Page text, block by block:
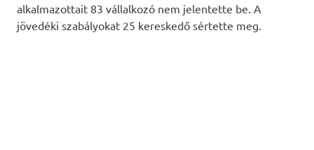
alkalmazottait 83 vállalkozó nem jelentette be. A
jövedéki szabályokat 25 kereskedő sértette meg.